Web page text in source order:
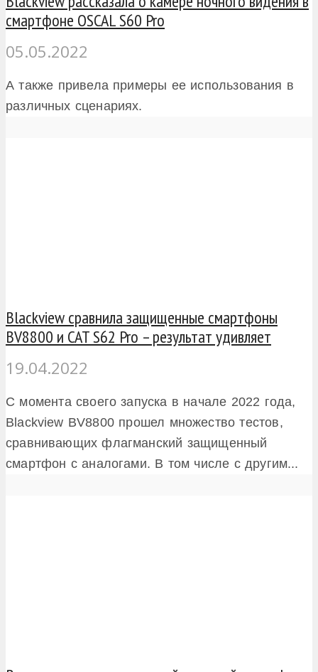
смартфоне OSCAL S60 Pro
05.05.2022
А также привела примеры ее использования в
различных сценариях.
Blackview сравнила защищенные смартфоны
BV8800 и CAT S62 Pro – результат удивляет
19.04.2022
С момента своего запуска в начале 2022 года,
Blackview BV8800 прошел множество тестов,
сравнивающих флагманский защищенный
смартфон с аналогами. В том числе с другим...